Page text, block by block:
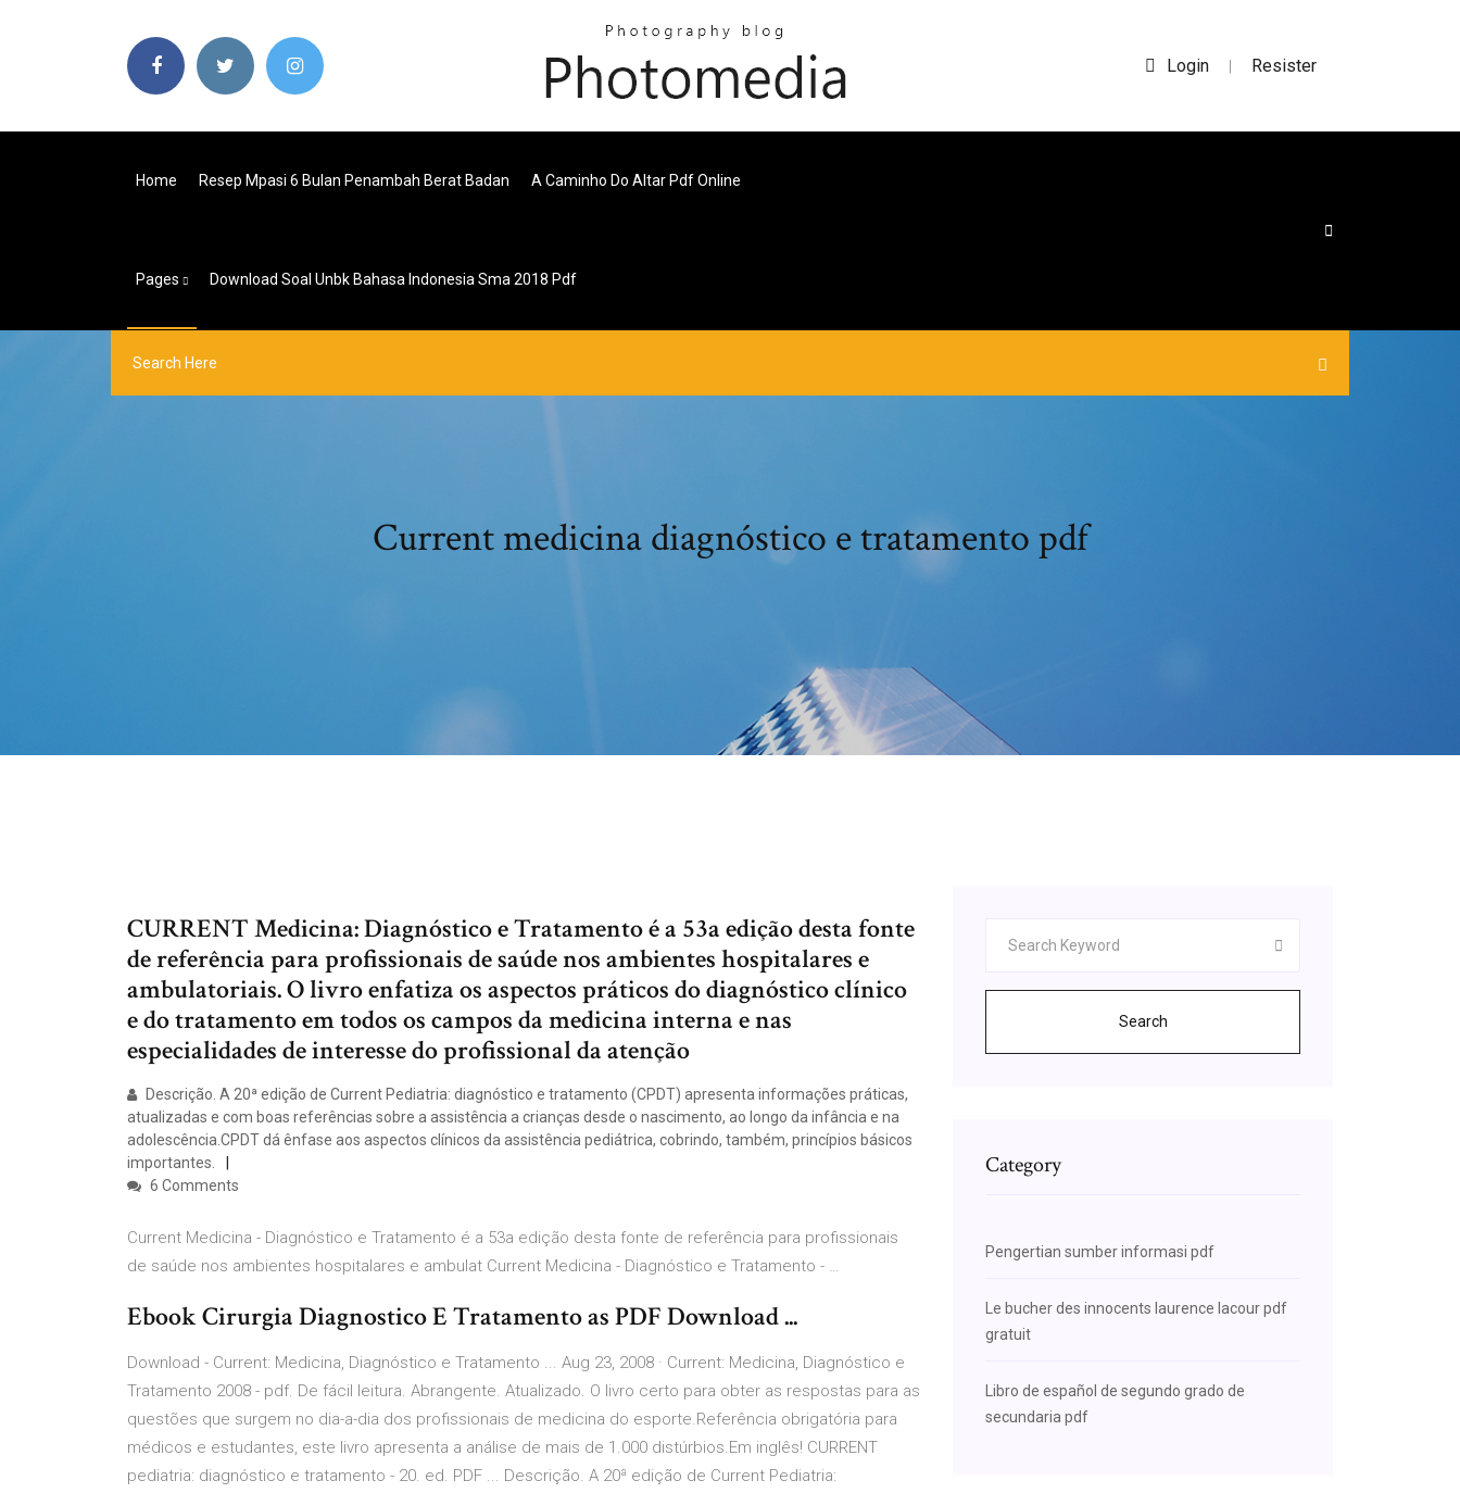
Login | Resister
Home Resep Mpasi 6 Bulan Penambah Berat Badan A Caminho Do Altar Pdf Online
Pages Download Soal Unbk Bahasa Indonesia Sma 2018 Pdf
Current medicina diagnóstico e tratamento pdf
CURRENT Medicina: Diagnóstico e Tratamento é a 53a edição desta fonte
de referência para profissionais de saúde nos ambientes hospitalares e
ambulatoriais. O livro enfatiza os aspectos práticos do diagnóstico clínico
e do tratamento em todos os campos da medicina interna e nas
especialidades de interesse do profissional da atenção
Descrição. A 20ª edição de Current Pediatria: diagnóstico e tratamento (CPDT) apresenta informações práticas,
atualizadas e com boas referências sobre a assistência a crianças desde o nascimento, ao longo da infância e na
adolescência.CPDT dá ênfase aos aspectos clínicos da assistência pediátrica, cobrindo, também, princípios básicos
importantes.
6 Comments
Current Medicina - Diagnóstico e Tratamento é a 53a edição desta fonte de referência para profissionais
de saúde nos ambientes hospitalares e ambulat Current Medicina - Diagnóstico e Tratamento - …
Ebook Cirurgia Diagnostico E Tratamento as PDF Download ...
Download - Current: Medicina, Diagnóstico e Tratamento ... Aug 23, 2008 · Current: Medicina, Diagnóstico e
Tratamento 2008 - pdf. De fácil leitura. Abrangente. Atualizado. O livro certo para obter as respostas para as
questões que surgem no dia-a-dia dos profissionais de medicina do esporte.Referência obrigatória para
médicos e estudantes, este livro apresenta a análise de mais de 1.000 distúrbios.Em inglês! CURRENT
pediatria: diagnóstico e tratamento - 20. ed. PDF ... Descrição. A 20ª edição de Current Pediatria:
Search
Category
Pengertian sumber informasi pdf
Le bucher des innocents laurence lacour pdf
gratuit
Libro de español de segundo grado de
secundaria pdf